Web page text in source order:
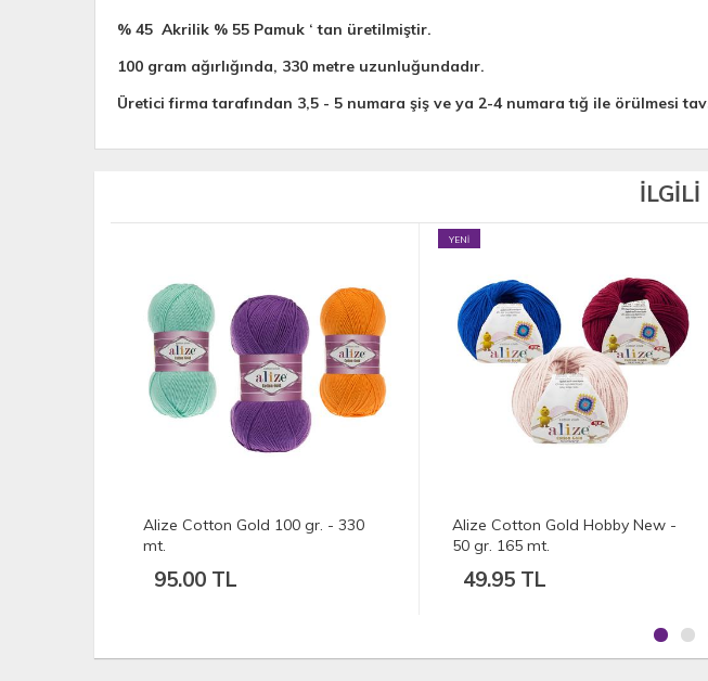
% 45 Akrilik % 55 Pamuk ‘ tan üretilmiştir.
100 gram ağırlığında, 330 metre uzunluğundadır.
Üretici firma tarafından 3,5 - 5 numara şiş ve ya 2-4 numara tığ ile örülmesi
Alize Cotton Gold Hobby New -
50 gr. 165 mt.
49.95 TL
YENİ
Alize Puffy
79.95 TL